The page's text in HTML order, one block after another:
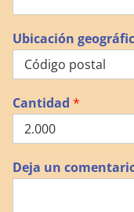
Ubicación
Cantidad *
Deja un